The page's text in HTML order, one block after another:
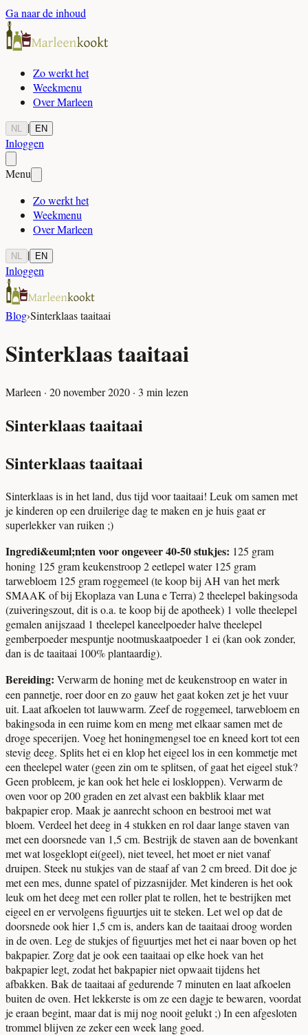
Ga naar de inhoud
Zo werkt het
Weekmenu
Over Marleen
NL | EN
Inloggen
Menu
Zo werkt het
Weekmenu
Over Marleen
NL | EN
Inloggen
Blog›Sinterklaas taaitaai
Sinterklaas taaitaai
Marleen · 20 november 2020 · 3 min lezen
Sinterklaas taaitaai
Sinterklaas taaitaai
Sinterklaas is in het land, dus tijd voor taaitaai! Leuk om samen met
je kinderen op een druilerige dag te maken en je huis gaat er
superlekker van ruiken ;)
Ingredi&euml;nten voor ongeveer 40-50 stukjes: 125 gram
honing 125 gram keukenstroop 2 eetlepel water 125 gram
tarwebloem 125 gram roggemeel (te koop bij AH van het merk
SMAAK of bij Ekoplaza van Luna e Terra) 2 theelepel bakingsoda
(zuiveringszout, dit is o.a. te koop bij de apotheek) 1 volle theelepel
gemalen anijszaad 1 theelepel kaneelpoeder halve theelepel
gemberpoeder mespuntje nootmuskaatpoeder 1 ei (kan ook zonder,
dan is de taaitaai 100% plantaardig).
Bereiding: Verwarm de honing met de keukenstroop en water in
een pannetje, roer door en zo gauw het gaat koken zet je het vuur
uit. Laat afkoelen tot lauwwarm. Zeef de roggemeel, tarwebloem en
bakingsoda in een ruime kom en meng met elkaar samen met de
droge specerijen. Voeg het honingmengsel toe en kneed kort tot een
stevig deeg. Splits het ei en klop het eigeel los in een kommetje met
een theelepel water (geen zin om te splitsen, of gaat het eigeel stuk?
Geen probleem, je kan ook het hele ei loskloppen). Verwarm de
oven voor op 200 graden en zet alvast een bakblik klaar met
bakpapier erop. Maak je aanrecht schoon en bestrooi met wat
bloem. Verdeel het deeg in 4 stukken en rol daar lange staven van
met een doorsnede van 1,5 cm. Bestrijk de staven aan de bovenkant
met wat losgeklopt ei(geel), niet teveel, het moet er niet vanaf
druipen. Steek nu stukjes van de staaf af van 2 cm breed. Dit doe je
met een mes, dunne spatel of pizzasnijder. Met kinderen is het ook
leuk om het deeg met een roller plat te rollen, het te bestrijken met
eigeel en er vervolgens figuurtjes uit te steken. Let wel op dat de
doorsnede ook hier 1,5 cm is, anders kan de taaitaai droog worden
in de oven. Leg de stukjes of figuurtjes met het ei naar boven op het
bakpapier. Zorg dat je ook een taaitaai op elke hoek van het
bakpapier legt, zodat het bakpapier niet opwaait tijdens het
afbakken. Bak de taaitaai af gedurende 7 minuten en laat afkoelen
buiten de oven. Het lekkerste is om ze een dagje te bewaren, voordat
je eraan begint, maar dat is mij nog nooit gelukt ;) In een afgesloten
trommel blijven ze zeker een week lang goed.